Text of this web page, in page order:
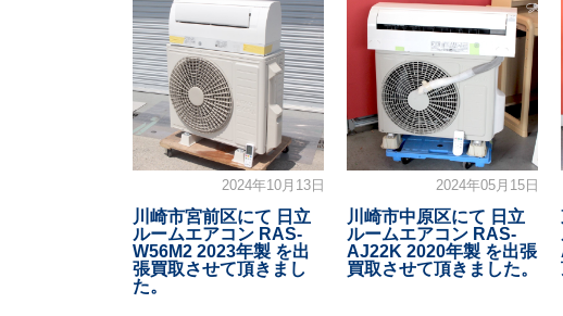
2024年10月13日
川崎市宮前区にて 日立
ルームエアコン RAS-
W56M2 2023年製 を出
張買取させて頂きまし
た。
2024年05月15日
川崎市中原区にて 日立
ルームエアコン RAS-
AJ22K 2020年製 を出張
買取させて頂きました。